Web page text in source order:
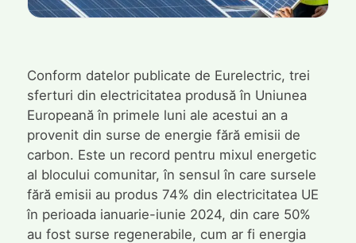
Conform datelor publicate de Eurelectric, trei
sferturi din electricitatea produsă în Uniunea
Europeană în primele luni ale acestui an a
provenit din surse de energie fără emisii de
carbon. Este un record pentru mixul energetic
al blocului comunitar, în sensul în care sursele
fără emisii au produs 74% din electricitatea UE
în perioada ianuarie-iunie 2024, din care 50%
au fost surse regenerabile, cum ar fi energia